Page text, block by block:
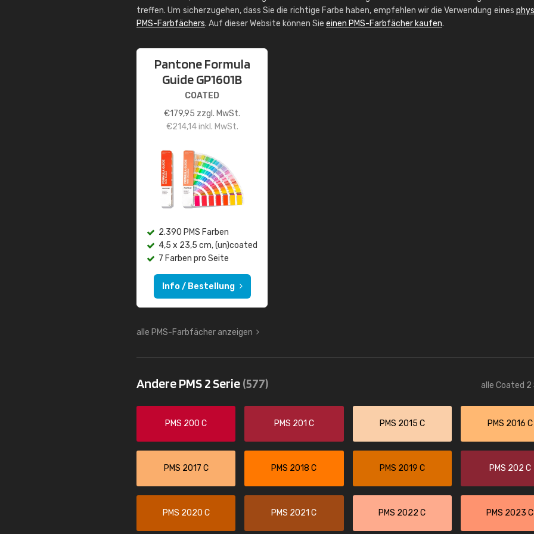
treffen. Um sicherzugehen, dass Sie die richtige Farbe haben, empfehlen wir die Verwendung eines
PMS-Farbfächers. Auf dieser Website können Sie einen PMS-Farbfächer kaufen.
Pantone Formula
Guide GP1601B
COATED
€179,95 zzgl. MwSt.
€214,14inkl. MwSt.
2.390 PMS Farben
4,5 x 23,5 cm, (un)coated
7 Farben pro Seite
Info / Bestellung
alle PMS-Farbfächer anzeigen
Andere PMS 2 Serie(577) alle Coated 2
PMS 200 C PMS 201 C PMS 2015 C PMS 2016 C
PMS 2017 C PMS 2018 C PMS 2019 C PMS 202 C
PMS 2020 C PMS 2021 C PMS 2022 C PMS 2023 C